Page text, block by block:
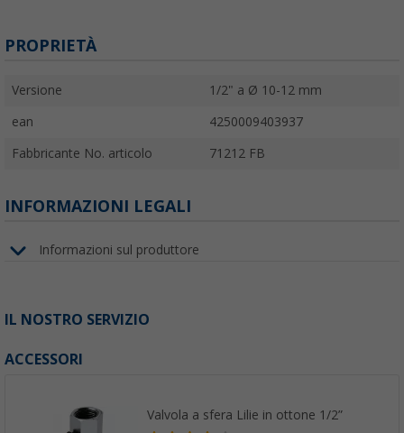
PROPRIETÀ
Versione 1/2" a Ø 10-12 mm
ean 4250009403937
Fabbricante No. articolo 71212 FB
INFORMAZIONI LEGALI
Informazioni sul produttore
IL NOSTRO SERVIZIO
ACCESSORI
Valvola a sfera Lilie in ottone 1/2”